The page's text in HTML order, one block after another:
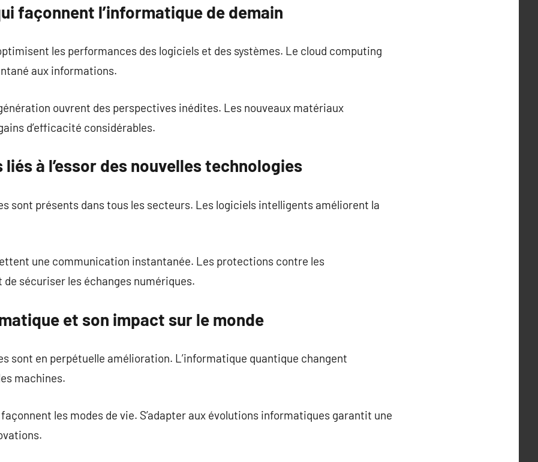
façonnent l’informatique de demain
les performances des logiciels et des systèmes. Le cloud computing
aux informations.
ouvrent des perspectives inédites. Les nouveaux matériaux
d’efficacité considérables.
à l’essor des nouvelles technologies
sont présents dans tous les secteurs. Les logiciels intelligents améliorent la
une communication instantanée. Les protections contre les
sécuriser les échanges numériques.
et son impact sur le monde
sont en perpétuelle amélioration. L’informatique quantique changent
machines.
les modes de vie. S’adapter aux évolutions informatiques garantit une